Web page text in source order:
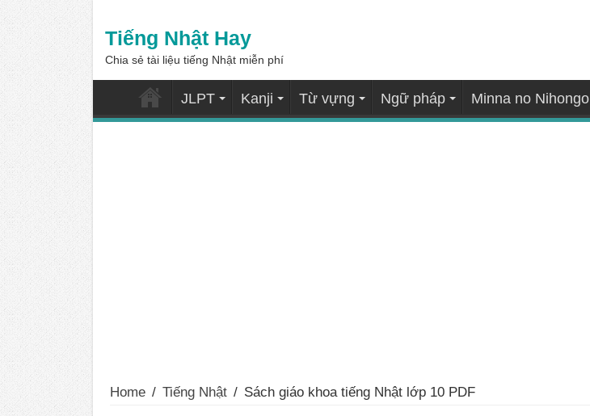
Tiếng Nhật Hay
Chia sẻ tài liệu tiếng Nhật miễn phí
JLPT Kanji Từ vựng Ngữ pháp Minna no Nihongo
Home / Tiếng Nhật / Sách giáo khoa tiếng Nhật lớp 10 PDF